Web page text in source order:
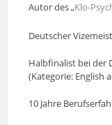
Autor des „Klo-
Deutscher
Halbfinalist bei der
(Kategorie: English
10 Jahre